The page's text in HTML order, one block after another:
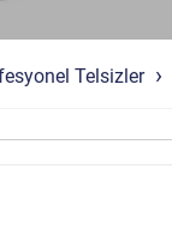
Telsizler